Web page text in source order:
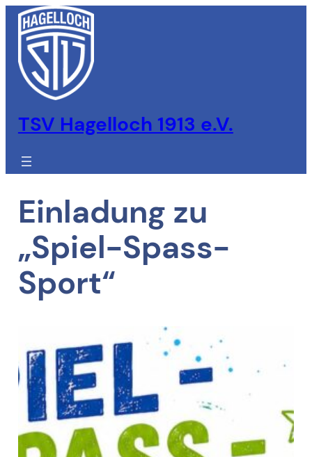
Zum
Inhalt
springen
TSV Hagelloch 1913 e.V.
Einladung zu
„Spiel-Spass-
Sport“